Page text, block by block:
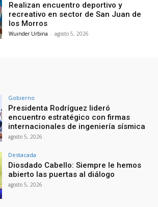
Realizan encuentro deportivo y
recreativo en sector de San Juan de
los Morros
Wuinder Urbina - agosto 5, 2026
Gobierno
Presidenta Rodríguez lideró
encuentro estratégico con firmas
internacionales de ingeniería sísmica
agosto 5, 2026
Destacada
Diosdado Cabello: Siempre le hemos
abierto las puertas al diálogo
agosto 5, 2026